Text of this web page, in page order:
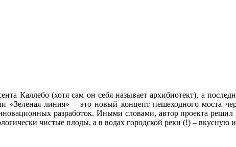
Каллебо (хотя сам он себя называет архибиотект), а
«Зеленая линия» – это новый концепт пешеходного моста
разработок. Иными словами, автор проекта
чистые плоды, а в водах городской реки (!) – вкусную